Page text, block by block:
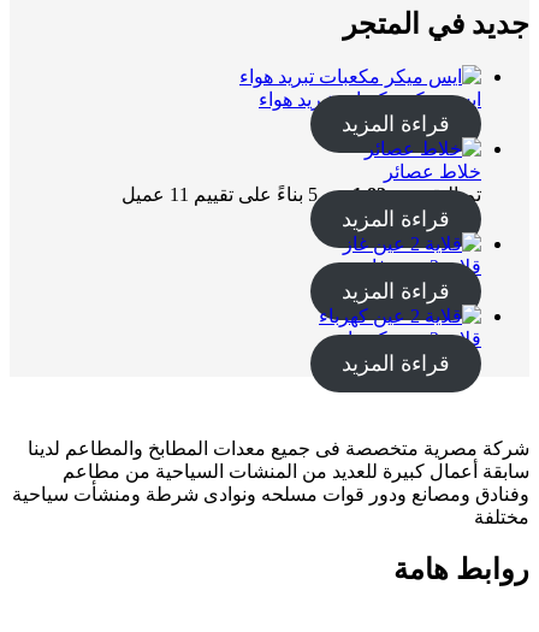
جديد في المتجر
ايس ميكر مكعبات تبريد هواء
قراءة المزيد
خلاط عصائر
تم التقييم بـ1.82من 5 بناءً على تقييم 11 عميل
قراءة المزيد
قلاية 2 عين غاز
قراءة المزيد
قلاية 2 عين كهرباء
قراءة المزيد
شركة مصرية متخصصة فى جميع معدات المطابخ والمطاعم لدينا
سابقة أعمال كبيرة للعديد من المنشات السياحية من مطاعم
وفنادق ومصانع ودور قوات مسلحه ونوادى شرطة ومنشأت سياحية
مختلفة
روابط هامة